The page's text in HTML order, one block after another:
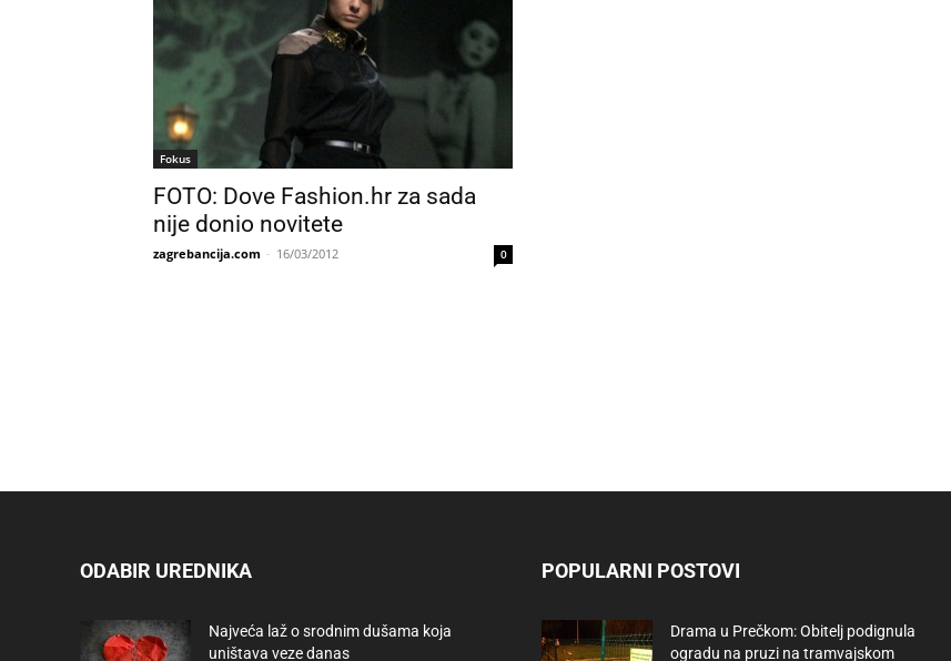
Fokus
FOTO: Dove Fashion.hr za sada
nije donio novitete
zagrebancija.com - 16/03/2012 0
ODABIR UREDNIKA
Najveća laž o srodnim dušama koja
uništava veze danas
POPULARNI POSTOVI
Drama u Prečkom: Obitelj podignula
ogradu na pruzi na tramvajskom